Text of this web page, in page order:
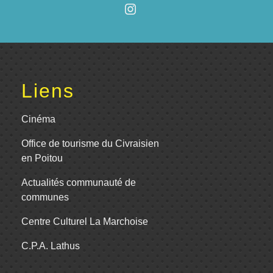
Liens
Cinéma
Office de tourisme du Civraisien
en Poitou
Actualités communauté de
communes
Centre Culturel La Marchoise
C.P.A. Lathus